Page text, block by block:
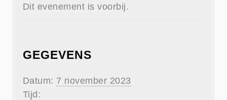
Dit evenement is voorbij.
GEGEVENS
Datum: 7 november 2023
Tijd: